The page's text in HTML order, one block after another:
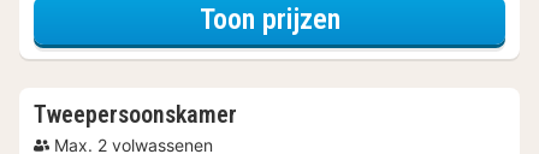
Toon prijzenvoor Twin kamer
Tweepersoonskamer
Max. 2 volwassenen